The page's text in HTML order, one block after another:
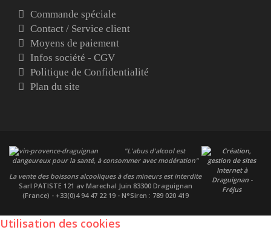
Commande spéciale
Contact / Service client
Moyens de paiement
Infos société - CGV
Politique de Confidentialité
Plan du site
"L'abus d'alcool est
dangeureux pour la santé, à consommer avec modération"
La vente des boissons alcooliques à des mineurs est interdite
Sarl PATISTE 121 av Marechal Juin 83300 Draguignan
(France) - +33(0)4 94 47 22 19 - N°Siren : 789 020 419
Utilisation des cookies